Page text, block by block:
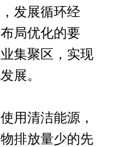
发展循环经
局优化的要
集聚区，实现
展。
清洁能源，
排放量少的先